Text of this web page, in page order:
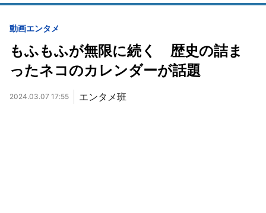
動画エンタメ
もふもふが無限に続く 歴史の詰ま
ったネコのカレンダーが話題
2024.03.07 17:55 エンタメ班